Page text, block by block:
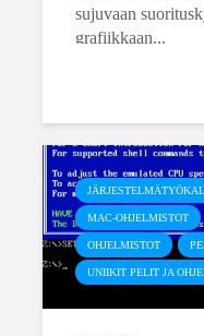
sujuvaan
grafiikkaan...
MAC-OHJELMISTOT
OHJELMISTOT
UNIIKIT PELIT JA